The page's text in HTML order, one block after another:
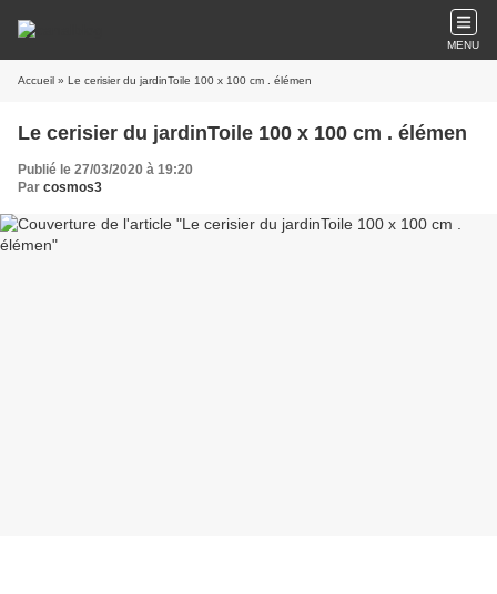
MENU
Accueil » Le cerisier du jardinToile 100 x 100 cm . élémen
Le cerisier du jardinToile 100 x 100 cm . élémen
Publié le 27/03/2020 à 19:20
Par cosmos3